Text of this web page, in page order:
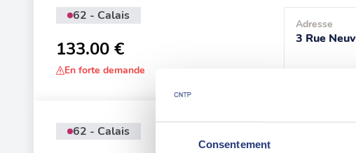
Consentement
62 - Calais
133.00 €
En forte demande
Adresse
3 Rue
62 - Calais